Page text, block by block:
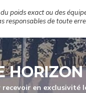
poids exact ou des
de toute
HORIZON
en exclusivité